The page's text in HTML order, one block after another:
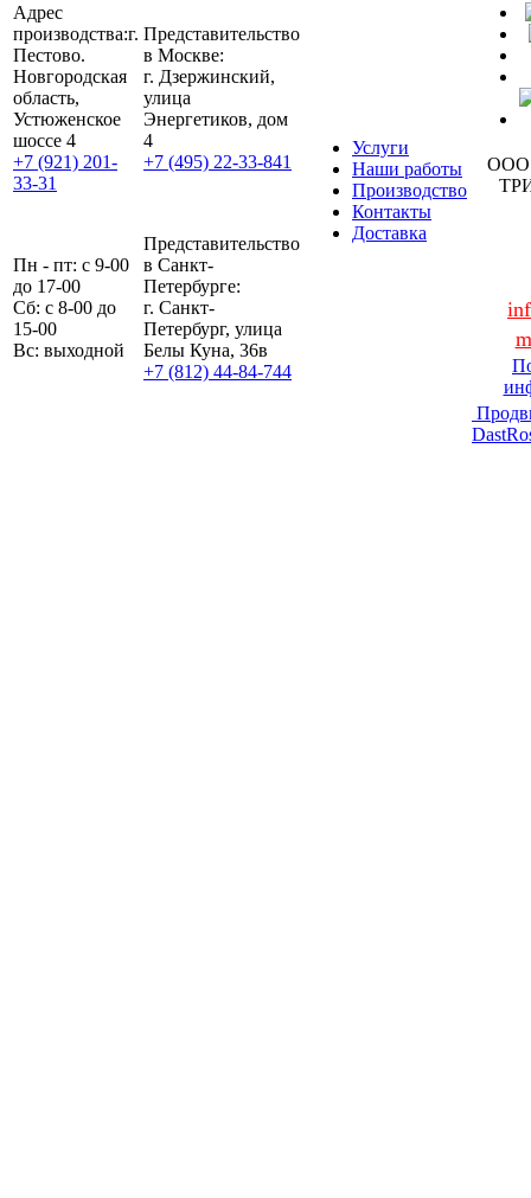
Адрес
производства:г.
Пестово.
Новгородская
область,
Устюженское
шоссе 4
+7 (921) 201-
33-31
Представительство
в Москве:
г. Дзержинский,
улица
Энергетиков, дом
4
+7 (495) 22-33-841
Услуги
Наши работы
Производство
Контакты
Доставка
ООО
Пн - пт: с 9-00
до 17-00
Сб: с 8-00 до
15-00
Вс: выходной
Представительство
в Санкт-
Петербурге:
г. Санкт-
Петербург, улица
Белы Куна, 36в
+7 (812) 44-84-744